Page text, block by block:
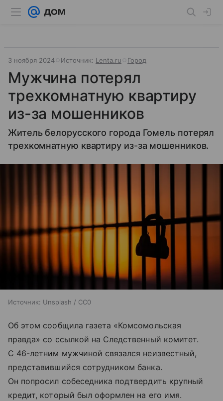
3 ноября 2024 Источник: Lenta.ru Город
Мужчина потерял
трехкомнатную квартиру
из-за мошенников
Житель белорусского города Гомель потерял
трехкомнатную квартиру из-за мошенников.
Источник: Unsplash / CC0
Об этом сообщила газета «Комсомольская
правда» со ссылкой на Следственный комитет.
С 46-летним мужчиной связался неизвестный,
представившийся сотрудником банка.
Он попросил собеседника подтвердить крупный
кредит, который был оформлен на его имя.